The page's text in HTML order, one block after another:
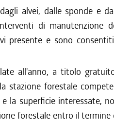
alvei, dalle sponde e
di manutenzione
presente e sono
all'anno, a titolo
stazione forestale
la superficie interessate,
forestale entro il